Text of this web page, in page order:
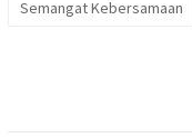
Semangat Kebersamaan